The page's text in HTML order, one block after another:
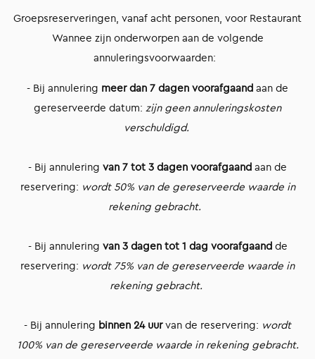
Groepsreserveringen, vanaf acht personen, voor Restaurant
Wannee zijn onderworpen aan de volgende
annuleringsvoorwaarden:
- Bij annulering meer dan 7 dagen voorafgaand aan de
gereserveerde datum: zijn geen annuleringskosten
verschuldigd.
- Bij annulering van 7 tot 3 dagen voorafgaand aan de
reservering: wordt 50% van de gereserveerde waarde in
rekening gebracht.
- Bij annulering van 3 dagen tot 1 dag voorafgaandde
reservering: wordt 75% van de gereserveerde waarde in
rekening gebracht.
- Bij annulering binnen 24 uurvan de reservering: wordt
100% van de gereserveerde waarde in rekening gebracht.